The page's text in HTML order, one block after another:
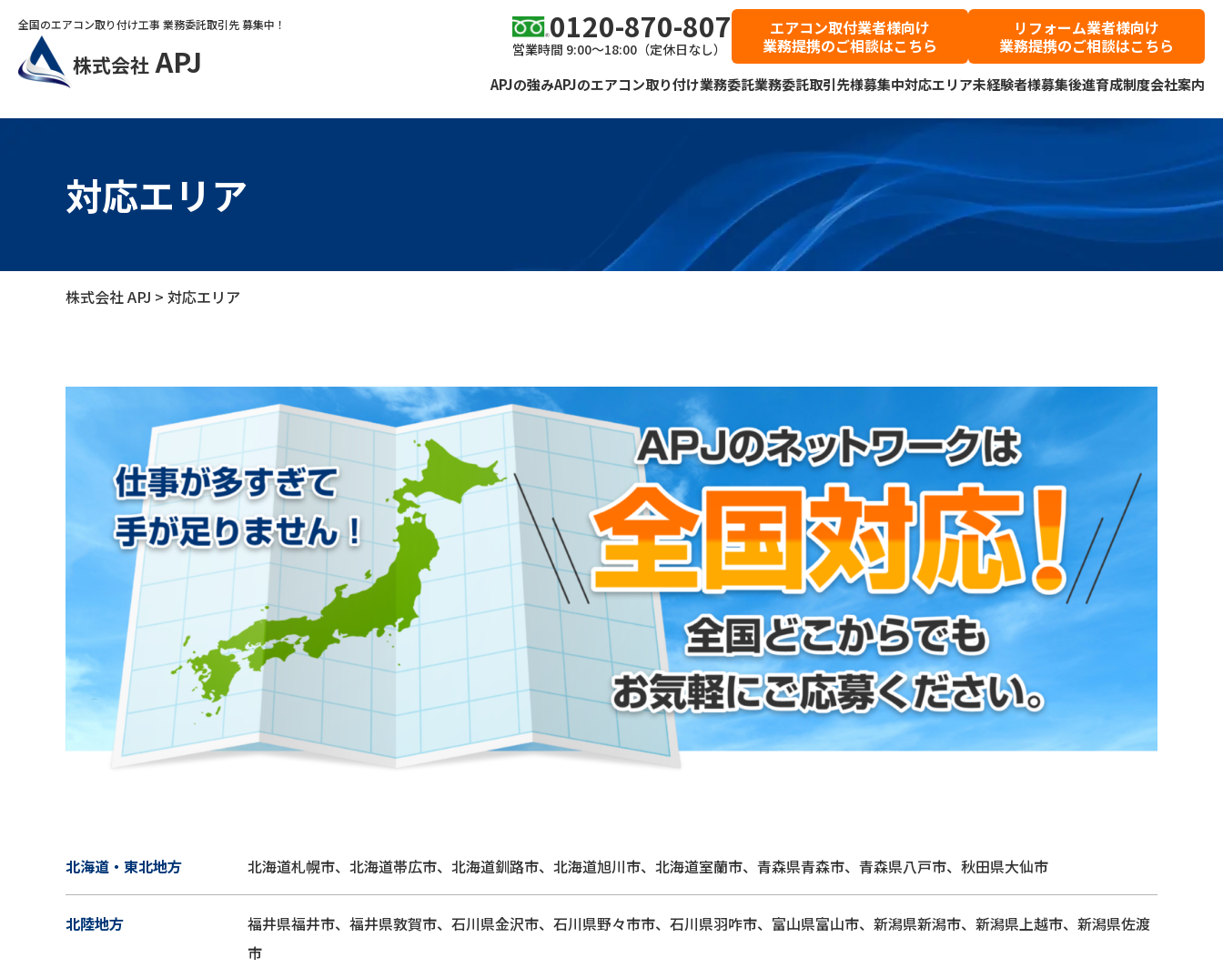
全国のエアコン取り付け工事 業務委託取引先 募集中！
株式会社 APJ
0120-870-807
営業時間 9:00～18:00（定休日なし）
エアコン取付業者様向け
業務提携のご相談はこちら
リフォーム業者様向け
業務提携のご相談はこちら
APJの強みAPJのエアコン取り付け業務委託業務委託取引先様募集中対応エリア未経験者様募集後進育成制度会社案内
対応エリア
株式会社 APJ > 対応エリア
北海道・東北地方 北海道札幌市、北海道帯広市、北海道釧路市、北海道旭川市、北海道室蘭市、青森県青森市、青森県八戸市、秋田県大仙市
北陸地方
福井県福井市、福井県敦賀市、石川県金沢市、石川県野々市市、石川県羽咋市、富山県富山市、新潟県新潟市、新潟県上越市、新潟県佐渡
市